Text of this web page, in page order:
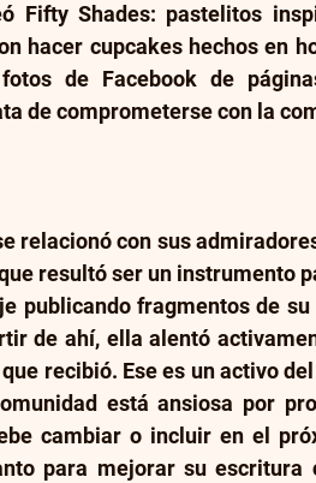
Fifty Shades: pastelitos
hacer cupcakes hechos en
de Facebook de
de comprometerse con la
relacionó con sus
resultó ser un instrumento
publicando fragmentos de
de ahí, ella alentó
recibió. Ese es un activo
está ansiosa por
cambiar o incluir en el
para mejorar su escritura